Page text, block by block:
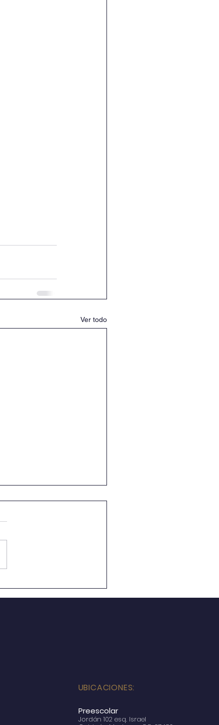
Ver todo
UBICACIONES:
Preescolar
Jordán 102 esq. Israel